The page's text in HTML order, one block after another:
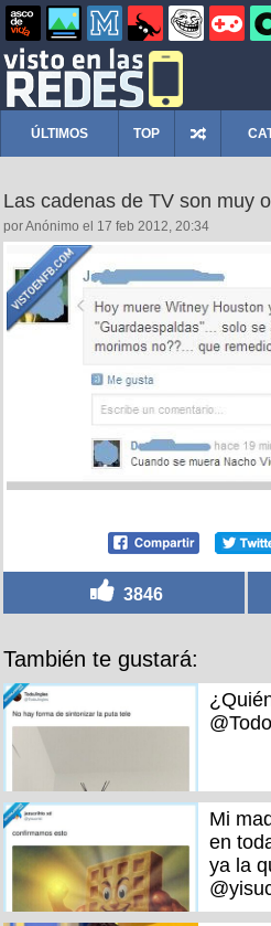
ÚLTIMOS TOP
Las cadenas de TV son muy
por Anónimo el 17 feb 2012, 20:34
3846
También te gustará:
Mi
en
ya la